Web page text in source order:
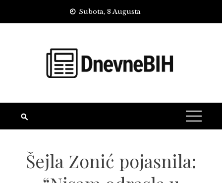
Subota, 8 Augusta
Šejla Zonić pojasnila: